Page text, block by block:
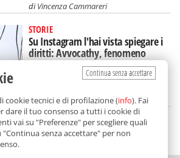
diVincenza Cammareri
STORIE
Su Instagram l'hai vista spiegare i
diritti: Avvocathy, fenomeno
(siciliano) sui social
diAlice Marchese
DA BALARM
Continua senza accettare
cookie tecnici e di profilazione (info). Fai
dare il tuo consenso a tutti i cookie di
vai su "Preferenze" per scegliere quali
"Continua senza accettare" per non